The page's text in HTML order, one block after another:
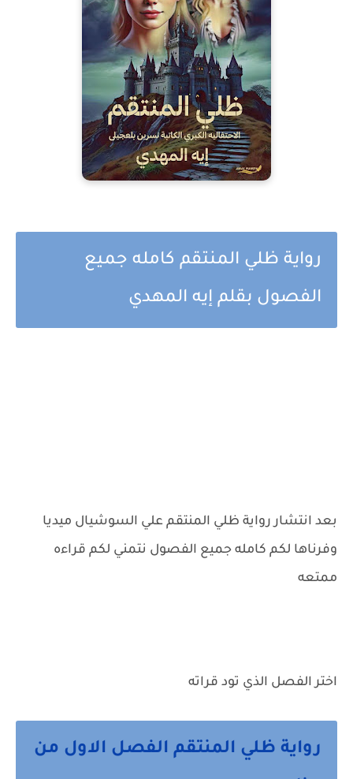
رواية ظلي المنتقم كامله جميع
الفصول بقلم إيه المهدي
بعد انتشار رواية ظلي المنتقم علي السوشيال ميديا
وفرناها لكم كامله جميع الفصول نتمني لكم قراءه
ممتعه
اختر الفصل الذي تود قراته
رواية ظلي المنتقم الفصل الاول من